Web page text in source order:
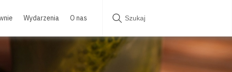
Wydarzenia O nas